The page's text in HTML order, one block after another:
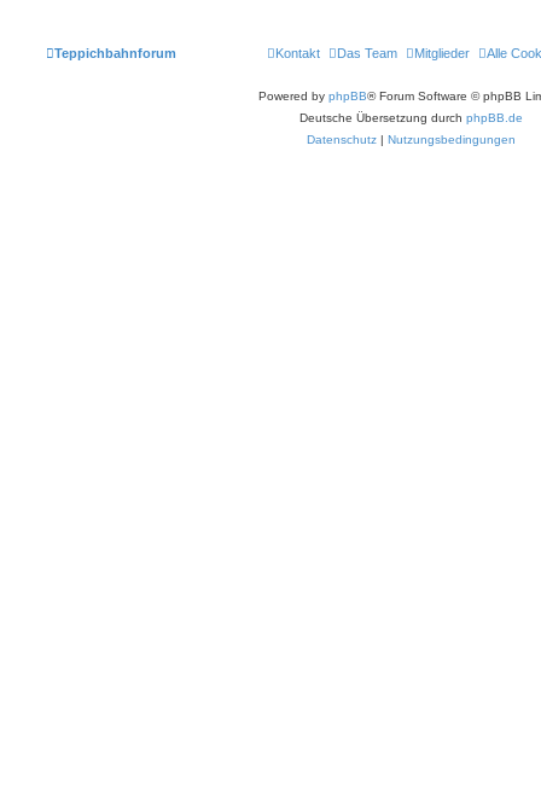
Teppichbahnforum Alle
Mitglieder
Das Team
Kontakt
Powered by phpBB® Forum Software © phpBB
Deutsche Übersetzung durch phpBB.de
Datenschutz | Nutzungsbedingungen